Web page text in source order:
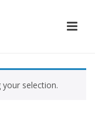
selection.